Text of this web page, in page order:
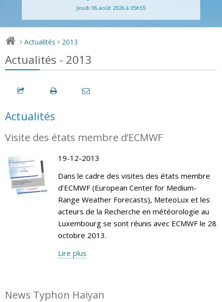
Jeudi 06 août 2026 à 05h55
> Actualités > 2013
Actualités - 2013
Actualités
Visite des états membre d’ECMWF
19-12-2013
Dans le cadre des visites des états membre
d’ECMWF (European Center for Medium-
Range Weather Forecasts), MeteoLux et les
acteurs de la Recherche en météorologie au
Luxembourg se sont réunis avec ECMWF le 28
octobre 2013.
Lire plus
News Typhon Haiyan